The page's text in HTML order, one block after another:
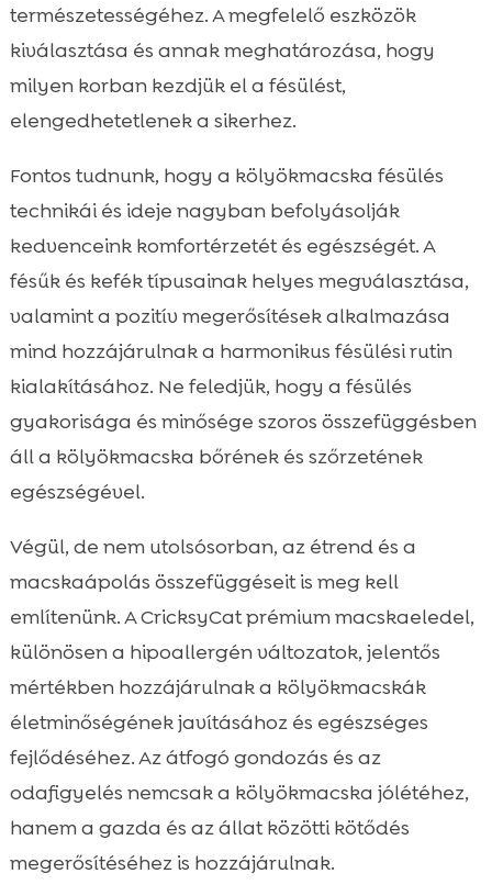
természetességéhez. A megfelelő eszközök
kiválasztása és annak meghatározása, hogy
milyen korban kezdjük el a fésülést,
elengedhetetlenek a sikerhez.
Fontos tudnunk, hogy a kölyökmacska fésülés
technikái és ideje nagyban befolyásolják
kedvenceink komfortérzetét és egészségét. A
fésűk és kefék típusainak helyes megválasztása,
valamint a pozitív megerősítések alkalmazása
mind hozzájárulnak a harmonikus fésülési rutin
kialakításához. Ne feledjük, hogy a fésülés
gyakorisága és minősége szoros összefüggésben
áll a kölyökmacska bőrének és szőrzetének
egészségével.
Végül, de nem utolsósorban, az étrend és a
macskaápolás összefüggéseit is meg kell
említenünk. A CricksyCat prémium macskaeledel,
különösen a hipoallergén változatok, jelentős
mértékben hozzájárulnak a kölyökmacskák
életminőségének javításához és egészséges
fejlődéséhez. Az átfogó gondozás és az
odafigyelés nemcsak a kölyökmacska jólétéhez,
hanem a gazda és az állat közötti kötődés
megerősítéséhez is hozzájárulnak.